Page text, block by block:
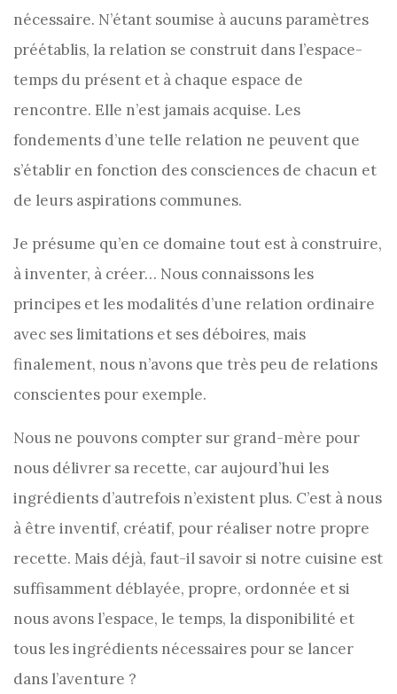
nécessaire. N’étant soumise à aucuns paramètres
préétablis, la relation se construit dans l’espace-
temps du présent et à chaque espace de
rencontre. Elle n’est jamais acquise. Les
fondements d’une telle relation ne peuvent que
s’établir en fonction des consciences de chacun et
de leurs aspirations communes.
Je présume qu’en ce domaine tout est à construire,
à inventer, à créer… Nous connaissons les
principes et les modalités d’une relation ordinaire
avec ses limitations et ses déboires, mais
finalement, nous n’avons que très peu de relations
conscientes pour exemple.
Nous ne pouvons compter sur grand-mère pour
nous délivrer sa recette, car aujourd’hui les
ingrédients d’autrefois n’existent plus. C’est à nous
à être inventif, créatif, pour réaliser notre propre
recette. Mais déjà, faut-il savoir si notre cuisine est
suffisamment déblayée, propre, ordonnée et si
nous avons l’espace, le temps, la disponibilité et
tous les ingrédients nécessaires pour se lancer
dans l’aventure ?